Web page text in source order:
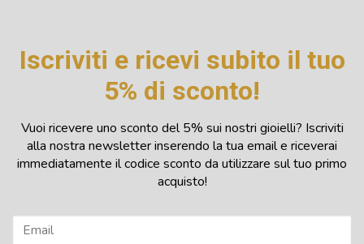
Iscriviti e ricevi subito il tuo
5% di sconto!
Vuoi ricevere uno sconto del 5% sui nostri gioielli? Iscriviti
alla nostra newsletter inserendo la tua email e riceverai
immediatamente il codice sconto da utilizzare sul tuo primo
acquisto!